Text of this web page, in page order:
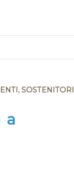
, SOSTENITORI
a